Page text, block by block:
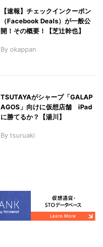
【速報】チェックインクーポン
（Facebook Deals）が一般公
開！その概要！【芝辻幹也】
By okappan
TSUTAYAがシャープ「GALAP
AGOS」向けに仮想店舗 iPad
に勝てるか？【湯川】
By tsuruaki